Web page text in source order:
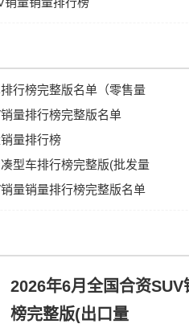
行榜完整版名单（零售量
量排行榜完整版名单
量排行榜
型车排行榜完整版(批发量
量销量排行榜完整版名单
2026年6月全国合资
榜完整版(出口量